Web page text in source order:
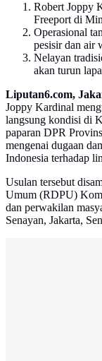
Robert Joppy
Freeport di
Operasional
pesisir dan air
Nelayan
akan turun
Liputan6.com,
Joppy Kardinal
langsung kondisi di
paparan DPR
mengenai dugaan
Indonesia terhadap
Usulan tersebut
Umum (RDPU)
dan perwakilan
Senayan, Jakarta,